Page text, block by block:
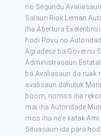
no Segundu
Salaun Riak Leman
Iha Abertura
hodi Povu no
Agradese ba Governu
Administrasaun
ba Avaliasaun da ruak
avalisaun dahuluk
boom, nomos iha
mai iha Autoridade
mos iha ne’e katak
Situasaun ida para